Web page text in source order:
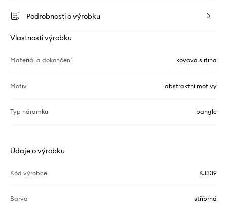
Podrobnosti o výrobku
Vlastnosti výrobku
Materiál a dokončení kovová slitina
Motiv abstraktní motivy
Typ náramku bangle
Údaje o výrobku
Kód výrobce KJ339
Barva stříbrná